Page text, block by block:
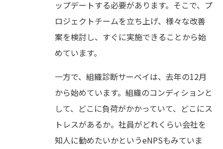
ップデートする必要があります。そこで、プ
ロジェクトチームを立ち上げ、様々な改善
案を検討し、すぐに実施できることから始
めています。
一方で、組織診断サーベイは、去年の12月
から始めています。組織のコンディションと
して、どこに負荷がかかっていて、どこにス
トレスがあるか。社員がどれくらい会社を
知人に勧めたいかというeNPSもみていま